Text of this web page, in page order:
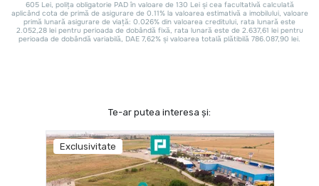
Te-ar putea interesa și:
Exclusivitate